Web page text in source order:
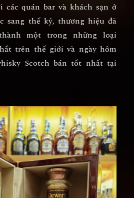
các quán bar và khách sạn ở
sang thế kỷ, thương hiệu đã
một trong những loại
trên thế giới và ngày hôm
Scotch bán tốt nhất tại